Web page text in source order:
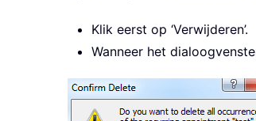
Klik eerst op ‘Verwijderen’.
Wanneer het